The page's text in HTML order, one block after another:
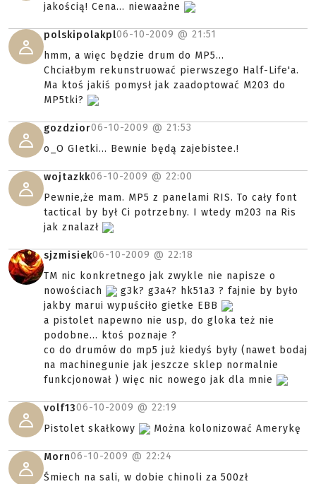
jakością! Cena... niewaażne
polskipolakpl06-10-2009 @ 21:51
hmm, a więc będzie drum do MP5...
Chciałbym rekunstruować pierwszego Half-Life'a.
Ma ktoś jakiś pomysł jak zaadoptować M203 do
MP5tki?
gozdzior06-10-2009 @ 21:53
o_O GIetki... Bewnie będą zajebistee.!
wojtazkk06-10-2009 @ 22:00
Pewnie,że mam. MP5 z panelami RIS. To cały font
tactical by był Ci potrzebny. I wtedy m203 na Ris
jak znalazł
sjzmisiek06-10-2009 @ 22:18
TM nic konkretnego jak zwykle nie napisze o
nowościach
g3k? g3a4? hk51a3 ? fajnie by było
jakby marui wypuściło gietke EBB
a pistolet napewno nie usp, do gloka też nie
podobne... ktoś poznaje ?
co do drumów do mp5 już kiedyś były (nawet bodaj
na machinegunie jak jeszcze sklep normalnie
funkcjonował ) więc nic nowego jak dla mnie
volf1306-10-2009 @ 22:19
Pistolet skałkowy
Można kolonizować Amerykę
Morn06-10-2009 @ 22:24
Śmiech na sali, w dobie chinoli za 500zł